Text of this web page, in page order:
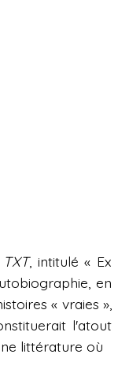
TXT, intitulé « Ex
en
« vraies »,
l'atout
littérature où